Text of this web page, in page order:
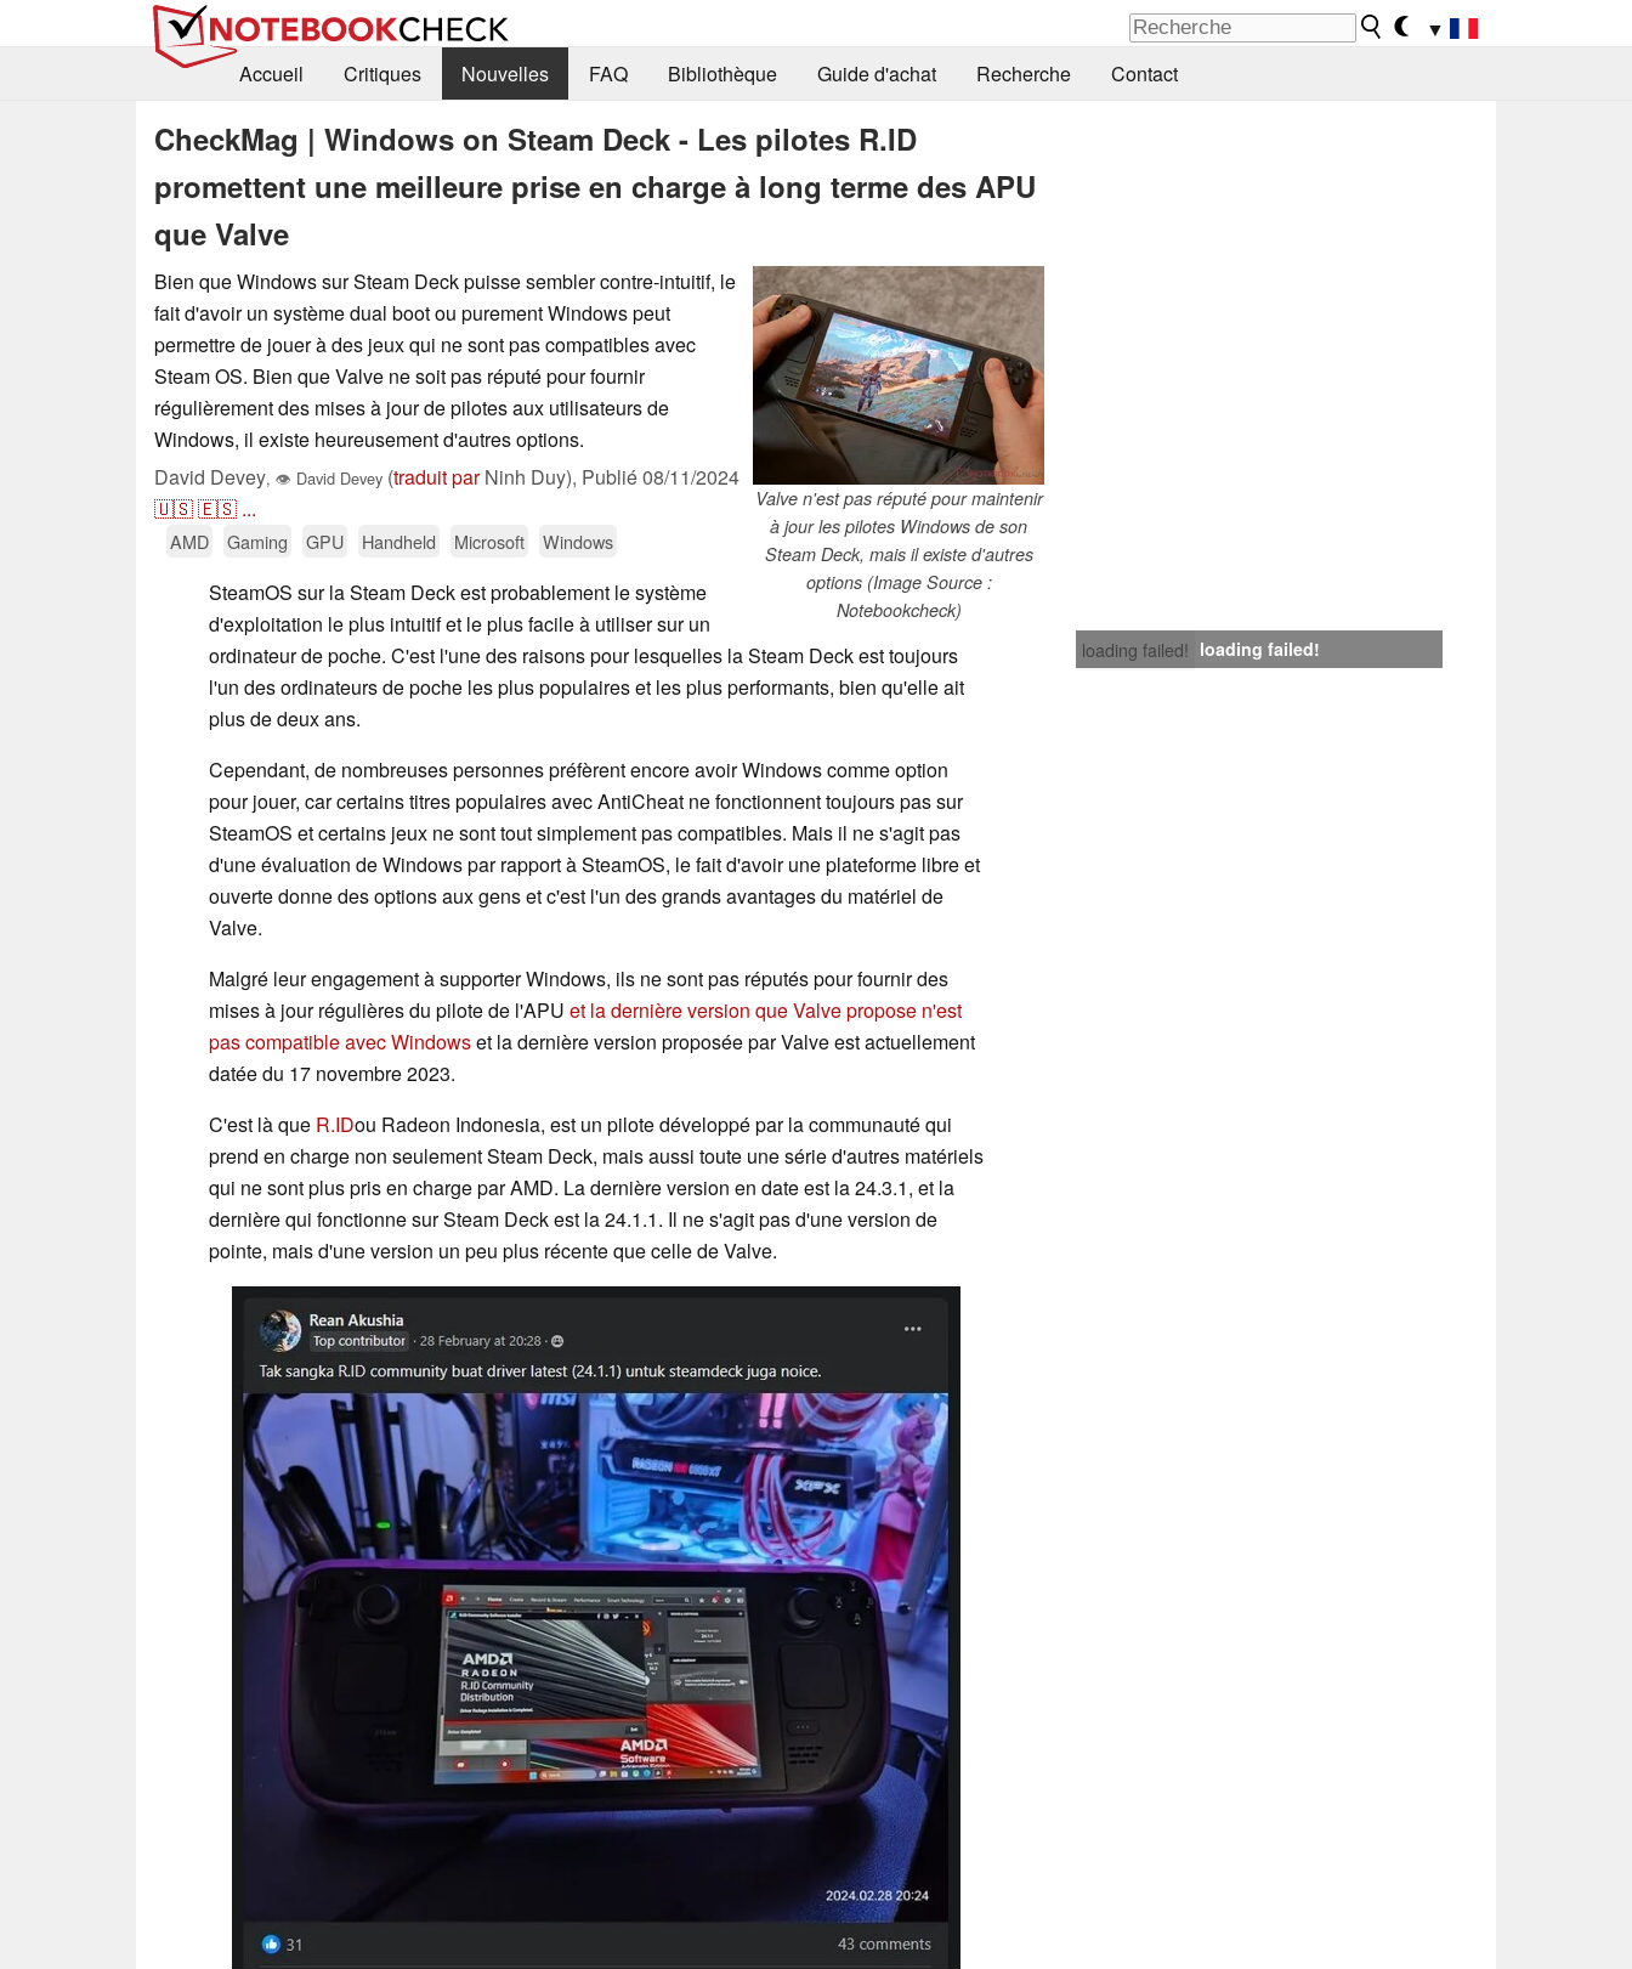
▼
Accueil
Critiques Nouvelles FAQ Bibliothèque Guide d'achat Recherche Contact
CheckMag | Windows on Steam Deck - Les pilotes R.ID
promettent une meilleure prise en charge à long terme des APU
que Valve
Valve n'est pas réputé pour maintenir
à jour les pilotes Windows de son
Steam Deck, mais il existe d'autres
options (Image Source :
Notebookcheck)
Bien que Windows sur Steam Deck puisse sembler contre-intuitif, le
fait d'avoir un système dual boot ou purement Windows peut
permettre de jouer à des jeux qui ne sont pas compatibles avec
Steam OS. Bien que Valve ne soit pas réputé pour fournir
régulièrement des mises à jour de pilotes aux utilisateurs de
Windows, il existe heureusement d'autres options.
David Devey, 👁 David Devey (traduit parNinh Duy), Publié08/11/2024
🇺🇸🇪🇸 ...
AMD Gaming GPU Handheld Microsoft Windows
loading failed! loading failed!
SteamOS sur la Steam Deck est probablement le système
d'exploitation le plus intuitif et le plus facile à utiliser sur un
ordinateur de poche. C'est l'une des raisons pour lesquelles la Steam Deck est toujours
l'un des ordinateurs de poche les plus populaires et les plus performants, bien qu'elle ait
plus de deux ans.
Cependant, de nombreuses personnes préfèrent encore avoir Windows comme option
pour jouer, car certains titres populaires avec AntiCheat ne fonctionnent toujours pas sur
SteamOS et certains jeux ne sont tout simplement pas compatibles. Mais il ne s'agit pas
d'une évaluation de Windows par rapport à SteamOS, le fait d'avoir une plateforme libre et
ouverte donne des options aux gens et c'est l'un des grands avantages du matériel de
Valve.
Malgré leur engagement à supporter Windows, ils ne sont pas réputés pour fournir des
mises à jour régulières du pilote de l'APU et la dernière version que Valve propose n'est
pas compatible avec Windowset la dernière version proposée par Valve est actuellement
datée du 17 novembre 2023.
C'est là que R.IDou Radeon Indonesia, est un pilote développé par la communauté qui
prend en charge non seulement Steam Deck, mais aussi toute une série d'autres matériels
qui ne sont plus pris en charge par AMD. La dernière version en date est la 24.3.1, et la
dernière qui fonctionne sur Steam Deck est la 24.1.1. Il ne s'agit pas d'une version de
pointe, mais d'une version un peu plus récente que celle de Valve.